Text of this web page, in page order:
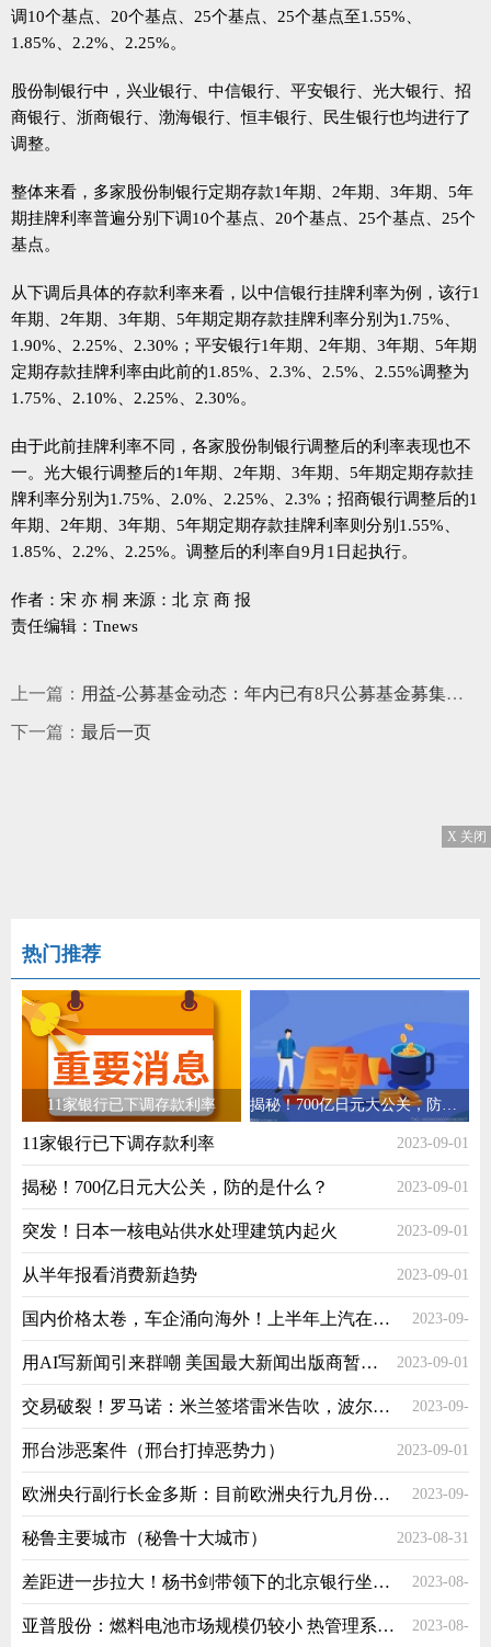
调10个基点、20个基点、25个基点、25个基点至1.55%、
1.85%、2.2%、2.25%。
股份制银行中，兴业银行、中信银行、平安银行、光大银行、招
商银行、浙商银行、渤海银行、恒丰银行、民生银行也均进行了
调整。
整体来看，多家股份制银行定期存款1年期、2年期、3年期、5年
期挂牌利率普遍分别下调10个基点、20个基点、25个基点、25个
基点。
从下调后具体的存款利率来看，以中信银行挂牌利率为例，该行1
年期、2年期、3年期、5年期定期存款挂牌利率分别为1.75%、
1.90%、2.25%、2.30%；平安银行1年期、2年期、3年期、5年期
定期存款挂牌利率由此前的1.85%、2.3%、2.5%、2.55%调整为
1.75%、2.10%、2.25%、2.30%。
由于此前挂牌利率不同，各家股份制银行调整后的利率表现也不
一。光大银行调整后的1年期、2年期、3年期、5年期定期存款挂
牌利率分别为1.75%、2.0%、2.25%、2.3%；招商银行调整后的1
年期、2年期、3年期、5年期定期存款挂牌利率则分别1.55%、
1.85%、2.2%、2.25%。调整后的利率自9月1日起执行。
作者：宋 亦 桐 来源：北 京 商 报
责任编辑：Tnews
上一篇： 用益-公募基金动态：年内已有8只公募基金募集失败
下一篇： 最后一页
X 关闭
热门推荐
11家银行已下调存款利率
11家银行已下调存款利率 2023-09-01
揭秘！700亿日元大公关，防的是什么？ 2023-09-01
突发！日本一核电站供水处理建筑内起火 2023-09-01
从半年报看消费新趋势 2023-09-01
国内价格太卷，车企涌向海外！上半年上汽在海外卖了53万辆 2023-09-
01
用AI写新闻引来群嘲 美国最大新闻出版商暂停相关服务 2023-09-01
交易破裂！罗马诺：米兰签塔雷米告吹，波尔图确认塔雷米留队 2023-09-
01
邢台涉恶案件（邢台打掉恶势力） 2023-09-01
欧洲央行副行长金多斯：目前欧洲央行九月份的决策仍然未确定 2023-09-
01
秘鲁主要城市（秘鲁十大城市） 2023-08-31
差距进一步拉大！杨书剑带领下的北京银行坐稳了第二把交椅？ 2023-08-
31
亚普股份：燃料电池市场规模仍较小 热管理系统已获初步意向订单|直击业绩会 2023-08-